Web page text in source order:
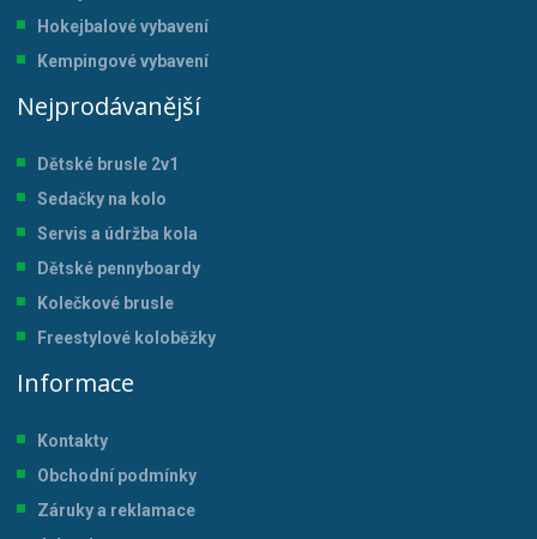
Hokejbalové vybavení
Kempingové vybavení
Nejprodávanější
Dětské brusle 2v1
Sedačky na kolo
Servis a údržba kola
Dětské pennyboardy
Kolečkové brusle
Freestylové koloběžky
Informace
Kontakty
Obchodní podmínky
Záruky a reklamace